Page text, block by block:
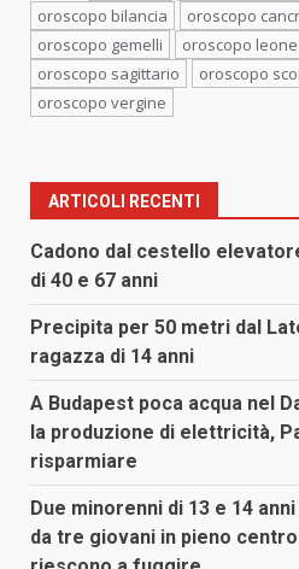
oroscopo bilancia
oroscopo
oroscopo gemelli
oroscopo leone
oroscopo sagittario
oroscopo
oroscopo vergine
ARTICOLI RECENTI
Cadono dal cestello
di 40 e 67 anni
Precipita per 50 metri dal
ragazza di 14 anni
A Budapest poca acqua nel
la produzione di elettricità,
risparmiare
Due minorenni di 13 e 14
da tre giovani in pieno